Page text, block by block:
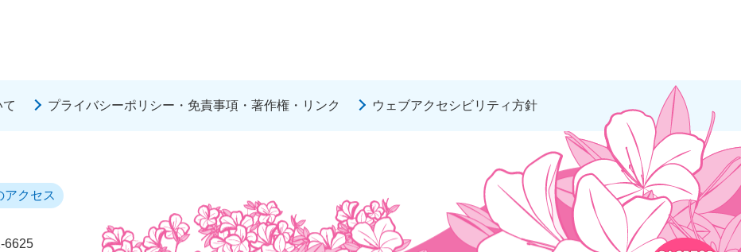
プライバシーポリシー・免責事項・著作権・リンク ウェブアクセシビリティ方針
アクセス
6625